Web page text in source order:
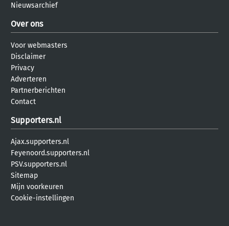
Nieuwsarchief
Over ons
Voor webmasters
Disclaimer
Privacy
Adverteren
Partnerberichten
Contact
Supporters.nl
Ajax.supporters.nl
Feyenoord.supporters.nl
PSV.supporters.nl
Sitemap
Mijn voorkeuren
Cookie-instellingen